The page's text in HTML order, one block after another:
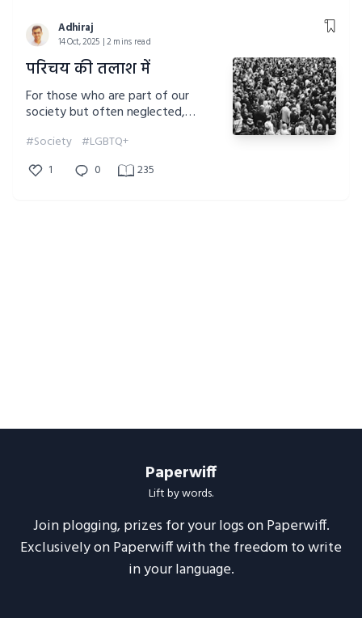
Adhiraj
14 Oct, 2025 | 2 mins read
परिचय की तलाश में
For those who are part of our
society but often neglected,
presenting you a short fiction story
#Society #LGBTQ+
1
0 235
Paperwiff
Lift by words.
Join plogging, prizes for your logs on Paperwiff.
Exclusively on Paperwiff with the freedom to write
in your language.